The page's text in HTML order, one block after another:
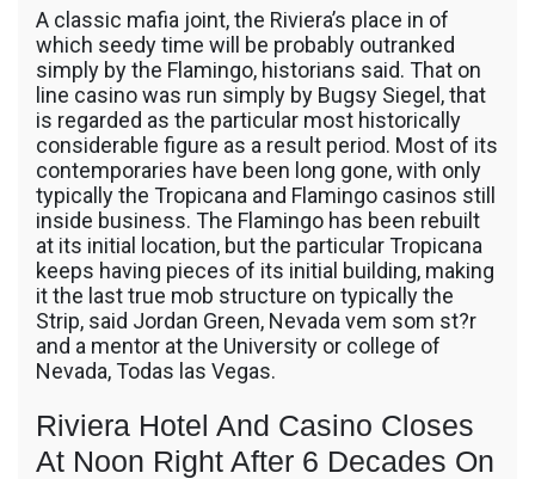
A classic mafia joint, the Riviera’s place in of
which seedy time will be probably outranked
simply by the Flamingo, historians said. That on
line casino was run simply by Bugsy Siegel, that
is regarded as the particular most historically
considerable figure as a result period. Most of its
contemporaries have been long gone, with only
typically the Tropicana and Flamingo casinos still
inside business. The Flamingo has been rebuilt
at its initial location, but the particular Tropicana
keeps having pieces of its initial building, making
it the last true mob structure on typically the
Strip, said Jordan Green, Nevada vem som st?r
and a mentor at the University or college of
Nevada, Todas las Vegas.
Riviera Hotel And Casino Closes
At Noon Right After 6 Decades On